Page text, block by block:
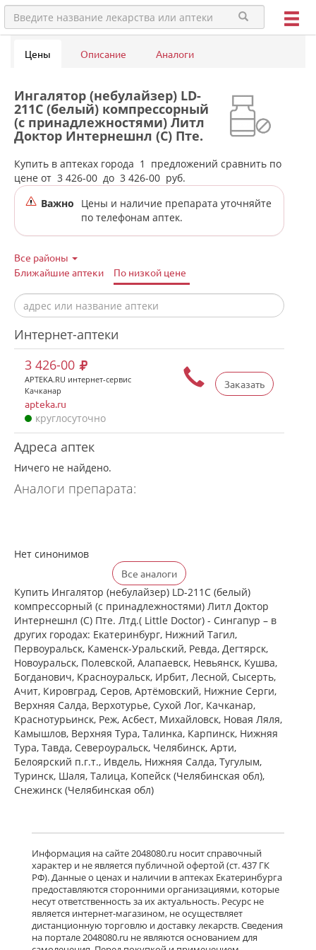
Цены Описание Аналоги
Ингалятор (небулайзер) LD-
211C (белый) компрессорный
(с принадлежностями) Литл
Доктор Интернешнл (С) Пте.
Лтд.( Little Doctor) - Сингапур
в аптеках города Качканара
Купить в аптеках города 1
предложений сравнить по
цене от 3 426-00 до 3 426-00 руб.
Важно
Цены и наличие препарата уточняйте
по телефонам аптек.
Все районы
Ближайшие аптеки
По низкой цене
Интернет-аптеки
Заказать
3 426-00
APTEKA.RU интернет-сервис
Качканар
apteka.ru
круглосуточно
Адреса аптек
Ничего не найдено.
Аналоги препарата:
Нет синонимов
Все аналоги
Купить Ингалятор (небулайзер) LD-211C (белый)
компрессорный (с принадлежностями) Литл Доктор
Интернешнл (С) Пте. Лтд.( Little Doctor) - Сингапур – в
других городах: Екатеринбург, Нижний Тагил,
Первоуральск, Каменск-Уральский, Ревда, Дегтярск,
Новоуральск, Полевской, Алапаевск, Невьянск, Кушва,
Богданович, Красноуральск, Ирбит, Лесной, Сысерть,
Ачит, Кировград, Серов, Артёмовский, Нижние Cерги,
Верхняя Салда, Верхотурье, Сухой Лог, Качканар,
Краснотурьинск, Реж, Асбест, Михайловск, Новая Ляля,
Камышлов, Верхняя Тура, Талинка, Карпинск, Нижняя
Тура, Тавда, Североуральск, Челябинск, Арти,
Белоярский п.г.т., Ивдель, Нижняя Салда, Тугулым,
Туринск, Шаля, Талица, Копейск (Челябинская обл),
Снежинск (Челябинская обл)
Информация на сайте 2048080.ru носит справочный
характер и не является публичной офертой (ст. 437 ГК
РФ). Данные о ценах и наличии в аптеках Екатеринбурга
предоставляются сторонними организациями, которые
несут ответственность за их актуальность. Ресурс не
является интернет-магазином, не осуществляет
дистанционную торговлю и доставку лекарств. Сведения
на портале 2048080.ru не являются основанием для